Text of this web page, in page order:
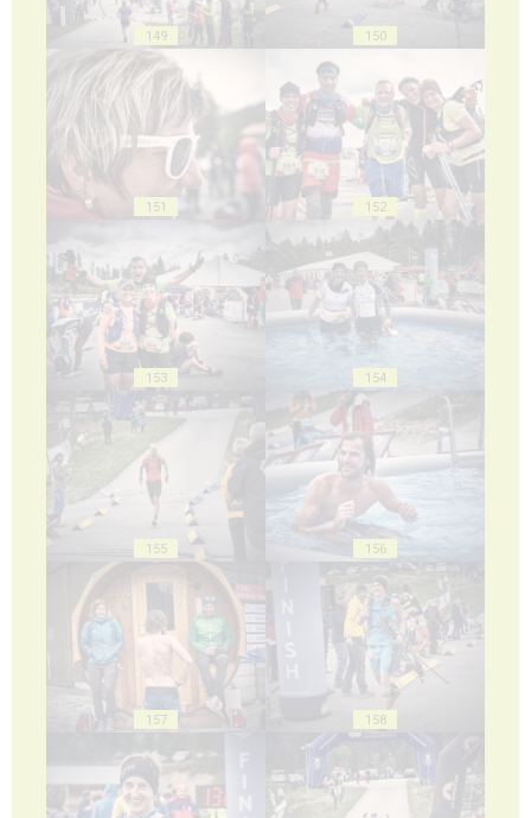
149 150
151 152
153 154
155 156
157 158